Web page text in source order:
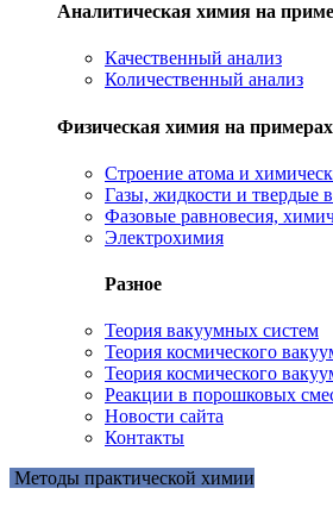
Аналитическая химия на
Качественный анализ
Количественный анализ
Физическая химия на примерах
Cтроение атома и
Газы, жидкости и твердые
Фазовые равновесия,
Электрохимия
Разное
Теория вакуумных систем
Теория космического
Теория космического
Реакции в порошковых
Новости сайта
Контакты
Методы практической химии